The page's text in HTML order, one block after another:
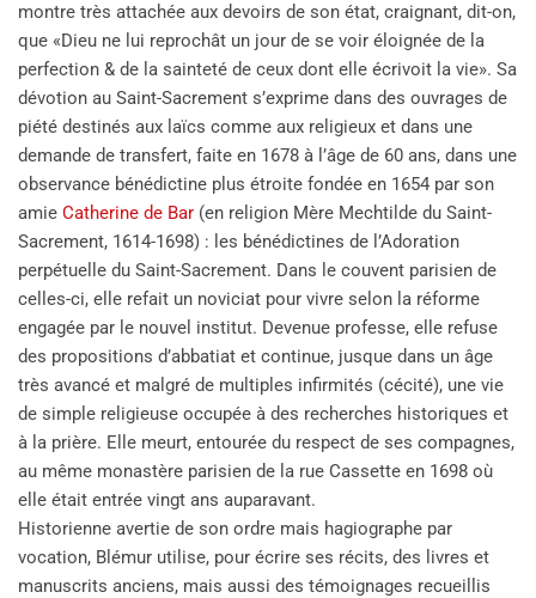
montre très attachée aux devoirs de son état, craignant, dit-on,
que «Dieu ne lui reprochât un jour de se voir éloignée de la
perfection & de la sainteté de ceux dont elle écrivoit la vie». Sa
dévotion au Saint-Sacrement s’exprime dans des ouvrages de
piété destinés aux laïcs comme aux religieux et dans une
demande de transfert, faite en 1678 à l’âge de 60 ans, dans une
observance bénédictine plus étroite fondée en 1654 par son
amie Catherine de Bar (en religion Mère Mechtilde du Saint-
Sacrement, 1614-1698) : les bénédictines de l’Adoration
perpétuelle du Saint-Sacrement. Dans le couvent parisien de
celles-ci, elle refait un noviciat pour vivre selon la réforme
engagée par le nouvel institut. Devenue professe, elle refuse
des propositions d’abbatiat et continue, jusque dans un âge
très avancé et malgré de multiples infirmités (cécité), une vie
de simple religieuse occupée à des recherches historiques et
à la prière. Elle meurt, entourée du respect de ses compagnes,
au même monastère parisien de la rue Cassette en 1698 où
elle était entrée vingt ans auparavant.
Historienne avertie de son ordre mais hagiographe par
vocation, Blémur utilise, pour écrire ses récits, des livres et
manuscrits anciens, mais aussi des témoignages recueillis